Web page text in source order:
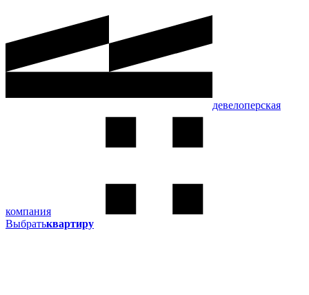
девелоперская
компания
Выбратьквартиру